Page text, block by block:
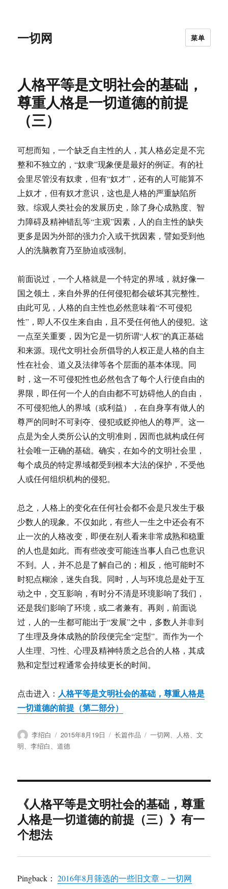
一切网 菜单
人格平等是文明社会的基础，
尊重人格是一切道德的前提
（三）
可想而知，一个缺乏自主性的人，其人格必定是不完
整和不独立的，“奴隶”现象便是最好的例证。有的社
会里尽管没有奴隶，但有“奴才”，还有的人可能算不
上奴才，但有奴才意识，这也是人格的严重缺陷所
致。综观人类社会的发展历史，除了身心成熟度、智
力障碍及精神错乱等“主观”因素，人的自主性的缺失
更多是因为外部的强力介入或干扰因素，譬如受到他
人的洗脑教育乃至胁迫或强制。
前面说过，一个人格就是一个特定的界域，就好像一
国之领土，来自外界的任何侵犯都会破坏其完整性。
由此可见，人格的自主性也必然意味着“不可侵犯
性”，即人不仅生来自由，且不受任何他人的侵犯。这
一点至关重要，因为它是一切所谓“人权”的真正基础
和来源。现代文明社会所倡导的人权正是人格的自主
性在社会、道义及法律等各个层面的基本体现。同
时，这一不可侵犯性也必然包含了每个人行使自由的
界限，即任何一个人的自由都不可妨碍他人的自由，
不可侵犯他人的界域（或利益），在自身享有做人的
尊严的同时不可剥夺、侵犯或贬抑他人的尊严。这一
点是为全人类所公认的文明准则，因而也就构成任何
社会唯一正确的基础。确实，在如今的文明社会里，
每个成员的特定界域都受到根本大法的保护，不受他
人或任何组织机构的侵犯。
总之，人格上的变化在任何社会都不会是只发生于极
少数人的现象。不仅如此，有些人一生之中还会有不
止一次的人格改变，即便在别人看来非常成熟和稳重
的人也是如此。而有些改变可能连当事人自己也意识
不到。人，并不总是了解自己的；相反，他可能时不
时犯点糊涂，迷失自我。同时，人与环境总是处于互
动之中，交互影响，有时分不清是环境影响了我们，
还是我们影响了环境，或二者兼有。再则，前面说
过，人的一生都可能出于“发展”之中，多数人并非到
了生理及身体成熟的阶段便完全“定型”。而作为一个
人生理、习性、心理及精神特质之总合的人格，其成
熟和定型过程通常会持续更长的时间。
点击进入： 人格平等是文明社会的基础，尊重人格是
一切道德的前提（第二部分）
作
者
李绍白
发
布
2015年8月19日
分
长篇作品
标
一切网、 人格、文
明、李绍白、道德
《人格平等是文明社会的基础，尊重
人格是一切道德的前提（三）》有一
个想法
Pingback：2016年8月筛选的一些旧文章 – 一切网